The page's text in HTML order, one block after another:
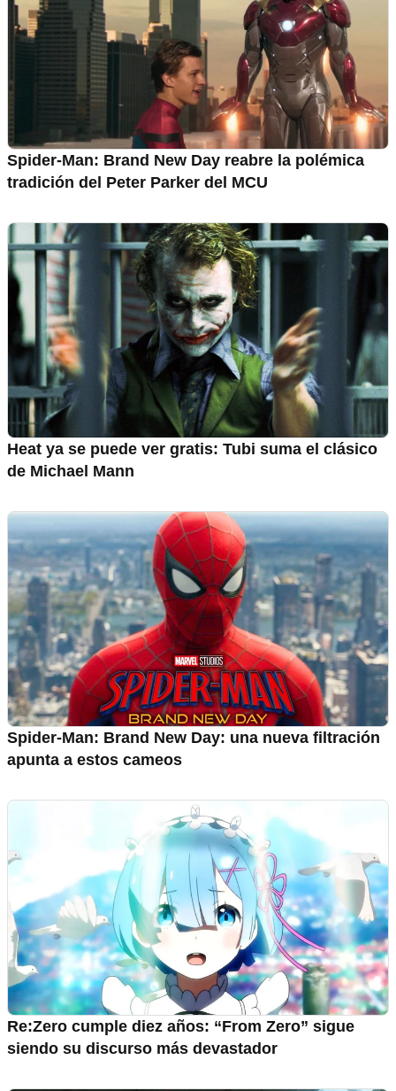
Spider-Man: Brand New Day reabre la polémica
tradición del Peter Parker del MCU
Heat ya se puede ver gratis: Tubi suma el clásico
de Michael Mann
Spider-Man: Brand New Day: una nueva filtración
apunta a estos cameos
Re:Zero cumple diez años: “From Zero” sigue
siendo su discurso más devastador